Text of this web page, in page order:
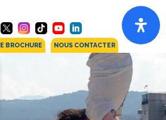
BROCHURE NOUS CONTACTER